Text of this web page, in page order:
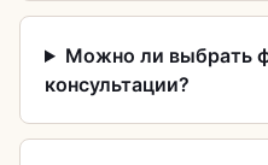
Можно ли выбрать
консультации?